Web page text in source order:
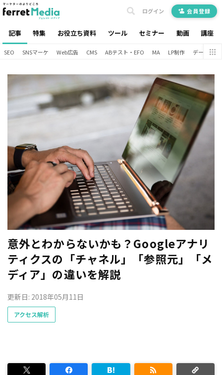
記事 特集 お役立ち資料 ツール セミナー 動画 講座
ログイン 会員登録
SEO SNSマーケ Web広告 CMS ABテスト・EFO MA LP制作 データ分析
意外とわからないかも？Googleアナリ
ティクスの「チャネル」「参照元」「メ
ディア」の違いを解説
更新日: 2018年05月11日
アクセス解析